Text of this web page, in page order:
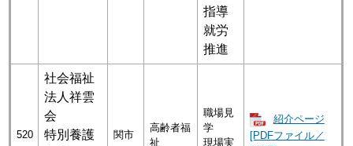
指導
就労
推進
520
社会福祉
法人祥雲
会
特別養護
関市
高齢者福
祉
職場見
学
現場実
紹介ページ
[PDFファイル／